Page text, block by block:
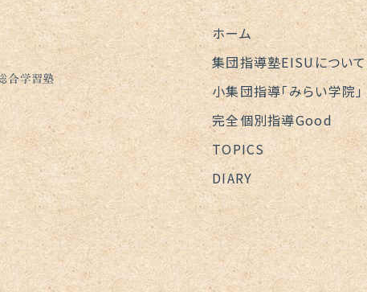
合学習塾
ホーム
集団指導塾EISUについて
小集団指導「みらい学院」
完全個別指導Good
TOPICS
DIARY